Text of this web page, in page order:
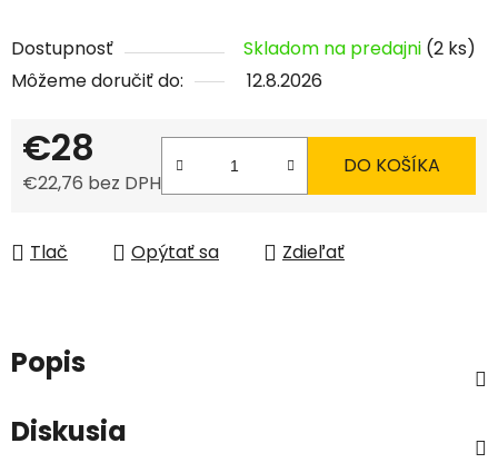
Dostupnosť Skladom na predajni (2 ks)
Môžeme doručiť do:
12.8.2026
€28
€22,76 bez DPH
DO KOŠÍKA
Tlač Opýtať sa Zdieľať
Popis
Diskusia